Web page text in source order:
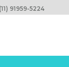
(11) 91959-5224